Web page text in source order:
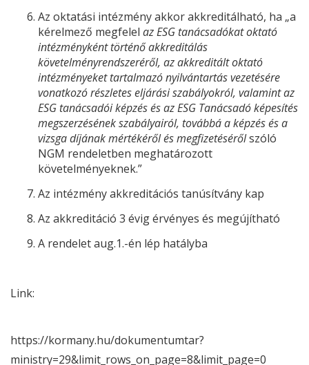
Az oktatási intézmény akkor akkreditálható, ha „a
kérelmező megfelel azESG tanácsadókat oktató
intézményként történő akkreditálás
követelményrendszeréről, az akkreditált oktató
intézményeket tartalmazó nyilvántartás vezetésére
vonatkozó részletes eljárási szabályokról, valamint az
ESG tanácsadói képzés és azESG Tanácsadó képesítés
megszerzésének szabályairól, továbbá a képzés és a
vizsga díjának mértékéről és megfizetésérőlszóló
NGM rendeletben meghatározott
követelményeknek.”
Az intézmény akkreditációs tanúsítvány kap
Az akkreditáció 3 évig érvényes és megújítható
A rendelet aug.1.-én lép hatályba
Link:
https://kormany.hu/dokumentumtar?
ministry=29&limit_rows_on_page=8&limit_page=0